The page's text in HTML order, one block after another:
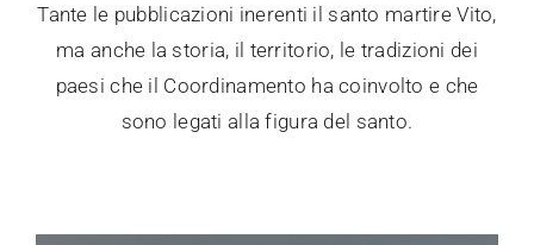
Tante le pubblicazioni inerenti il santo martire Vito,
ma anche la storia, il territorio, le tradizioni dei
paesi che il Coordinamento ha coinvolto e che
sono legati alla figura del santo.